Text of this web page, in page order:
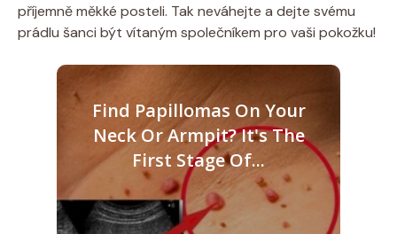
příjemně měkké posteli. Tak neváhejte a ‌dejte svému
prádlu šanci být vítaným společníkem pro vaši pokožku!
Find Papillomas On Your
Neck Or Armpit? It's The
First Stage Of...